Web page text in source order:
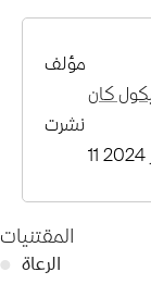
مؤلف
كان
نشرت
المقتنيات
● الرعاة